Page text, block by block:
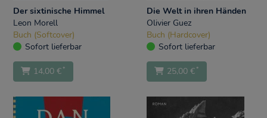
Der sixtinische Himmel
Leon Morell
Buch (Softcover)
Sofort lieferbar
14,00 €*
Die Welt in ihren Händen
Olivier Guez
Buch (Hardcover)
Sofort lieferbar
25,00 €*